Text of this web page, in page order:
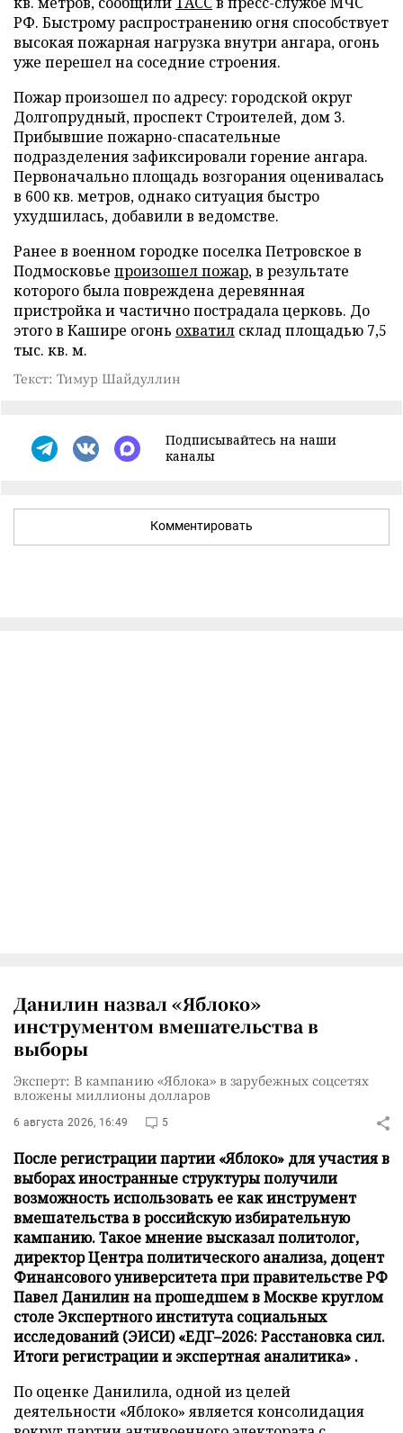
РФ. Быстрому распространению огня способствует
высокая пожарная нагрузка внутри ангара, огонь
уже перешел на соседние строения.
Пожар произошел по адресу: городской округ
Долгопрудный, проспект Строителей, дом 3.
Прибывшие пожарно-спасательные
подразделения зафиксировали горение ангара.
Первоначально площадь возгорания оценивалась
в 600 кв. метров, однако ситуация быстро
ухудшилась, добавили в ведомстве.
Ранее в военном городке поселка Петровское в
Подмосковье произошел пожар, в результате
которого была повреждена деревянная
пристройка и частично пострадала церковь. До
этого в Кашире огонь охватил склад площадью 7,5
тыс. кв. м.
Текст: Тимур Шайдуллин
Подписывайтесь на наши
каналы
Комментировать
Данилин назвал «Яблоко»
инструментом вмешательства в
выборы
Эксперт: В кампанию «Яблока» в зарубежных соцсетях
вложены миллионы долларов
6 августа 2026, 16:49 5
После регистрации партии «Яблоко» для участия в
выборах иностранные структуры получили
возможность использовать ее как инструмент
вмешательства в российскую избирательную
кампанию. Такое мнение высказал политолог,
директор Центра политического анализа, доцент
Финансового университета при правительстве РФ
Павел Данилин на прошедшем в Москве круглом
столе Экспертного института социальных
исследований (ЭИСИ) «ЕДГ–2026: Расстановка сил.
Итоги регистрации и экспертная аналитика» .
По оценке Данилила, одной из целей
деятельности «Яблоко» является консолидация